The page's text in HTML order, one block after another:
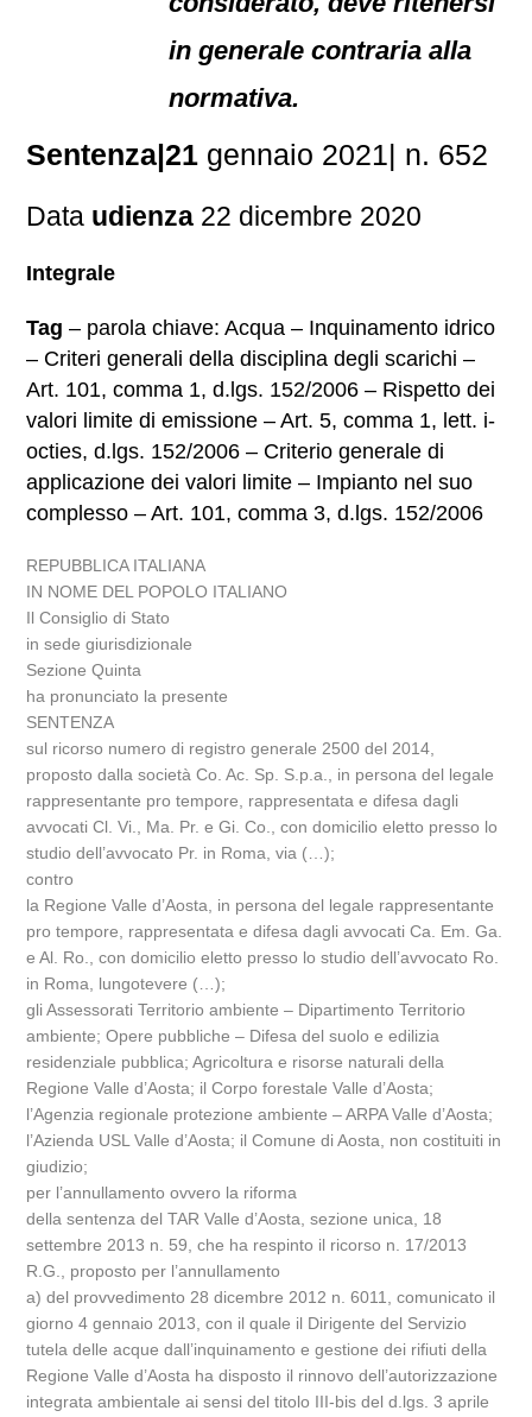
in generale contraria alla
normativa.
Sentenza|21 gennaio 2021| n. 652
Data udienza 22 dicembre 2020
Integrale
Tag – parola chiave: Acqua – Inquinamento idrico
– Criteri generali della disciplina degli scarichi –
Art. 101, comma 1, d.lgs. 152/2006 – Rispetto dei
valori limite di emissione – Art. 5, comma 1, lett. i-
octies, d.lgs. 152/2006 – Criterio generale di
applicazione dei valori limite – Impianto nel suo
complesso – Art. 101, comma 3, d.lgs. 152/2006
REPUBBLICA ITALIANA
IN NOME DEL POPOLO ITALIANO
Il Consiglio di Stato
in sede giurisdizionale
Sezione Quinta
ha pronunciato la presente
SENTENZA
sul ricorso numero di registro generale 2500 del 2014,
proposto dalla società Co. Ac. Sp. S.p.a., in persona del legale
rappresentante pro tempore, rappresentata e difesa dagli
avvocati Cl. Vi., Ma. Pr. e Gi. Co., con domicilio eletto presso lo
studio dell’avvocato Pr. in Roma, via (…);
contro
la Regione Valle d’Aosta, in persona del legale rappresentante
pro tempore, rappresentata e difesa dagli avvocati Ca. Em. Ga.
e Al. Ro., con domicilio eletto presso lo studio dell’avvocato Ro.
in Roma, lungotevere (…);
gli Assessorati Territorio ambiente – Dipartimento Territorio
ambiente; Opere pubbliche – Difesa del suolo e edilizia
residenziale pubblica; Agricoltura e risorse naturali della
Regione Valle d’Aosta; il Corpo forestale Valle d’Aosta;
l’Agenzia regionale protezione ambiente – ARPA Valle d’Aosta;
l’Azienda USL Valle d’Aosta; il Comune di Aosta, non costituiti in
giudizio;
per l’annullamento ovvero la riforma
della sentenza del TAR Valle d’Aosta, sezione unica, 18
settembre 2013 n. 59, che ha respinto il ricorso n. 17/2013
R.G., proposto per l’annullamento
a) del provvedimento 28 dicembre 2012 n. 6011, comunicato il
giorno 4 gennaio 2013, con il quale il Dirigente del Servizio
tutela delle acque dall’inquinamento e gestione dei rifiuti della
Regione Valle d’Aosta ha disposto il rinnovo dell’autorizzazione
integrata ambientale ai sensi del titolo III-bis del d.lgs. 3 aprile